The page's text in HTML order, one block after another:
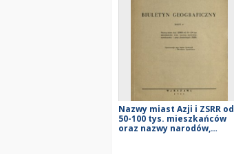
Nazwy miast Azji i ZSRR od
50-100 tys. mieszkańców
oraz nazwy narodów,